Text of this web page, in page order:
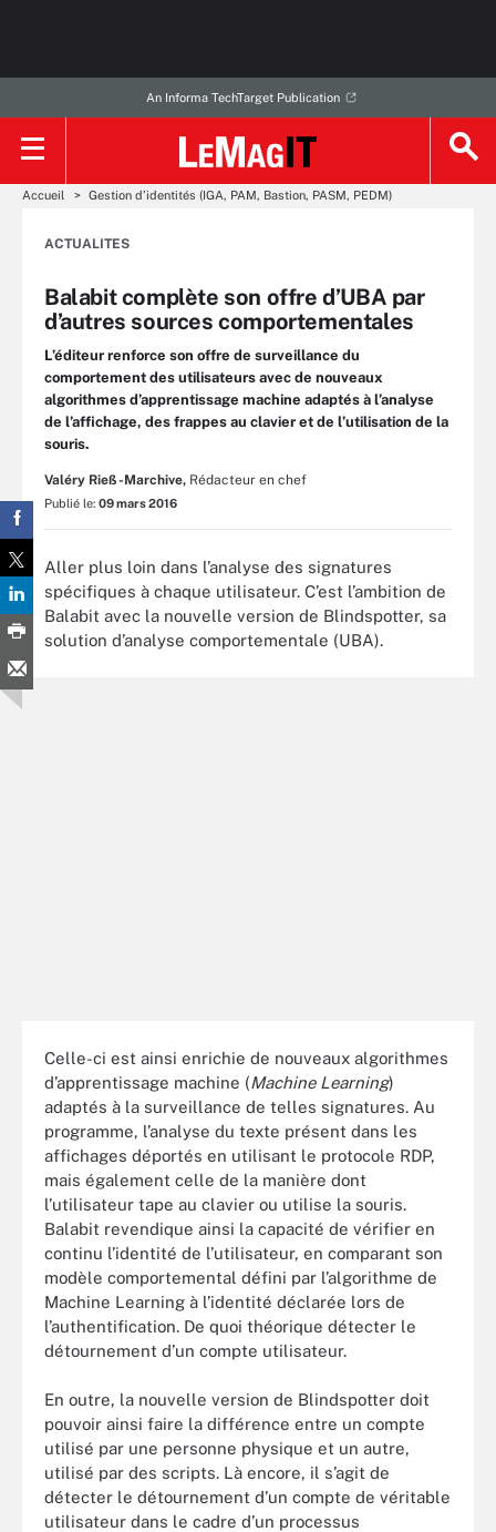
An Informa TechTarget Publication
Accueil Gestion d’identités (IGA, PAM, Bastion, PASM, PEDM)
ACTUALITES
Balabit complète son offre d’UBA par
d’autres sources comportementales
L’éditeur renforce son offre de surveillance du
comportement des utilisateurs avec de nouveaux
algorithmes d’apprentissage machine adaptés à l’analyse
de l’affichage, des frappes au clavier et de l’utilisation de la
souris.
Valéry Rieß-Marchive, Rédacteur en chef
Publié le: 09 mars 2016
Aller plus loin dans l’analyse des signatures
spécifiques à chaque utilisateur. C’est l’ambition de
Balabit avec la nouvelle version de Blindspotter, sa
solution d’analyse comportementale (UBA).
Celle-ci est ainsi enrichie de nouveaux algorithmes
d’apprentissage machine (Machine Learning)
adaptés à la surveillance de telles signatures. Au
programme, l’analyse du texte présent dans les
affichages déportés en utilisant le protocole RDP,
mais également celle de la manière dont
l’utilisateur tape au clavier ou utilise la souris.
Balabit revendique ainsi la capacité de vérifier en
continu l’identité de l’utilisateur, en comparant son
modèle comportemental défini par l’algorithme de
Machine Learning à l’identité déclarée lors de
l’authentification. De quoi théorique détecter le
détournement d’un compte utilisateur.
En outre, la nouvelle version de Blindspotter doit
pouvoir ainsi faire la différence entre un compte
utilisé par une personne physique et un autre,
utilisé par des scripts. Là encore, il s’agit de
détecter le détournement d’un compte de véritable
utilisateur dans le cadre d’un processus